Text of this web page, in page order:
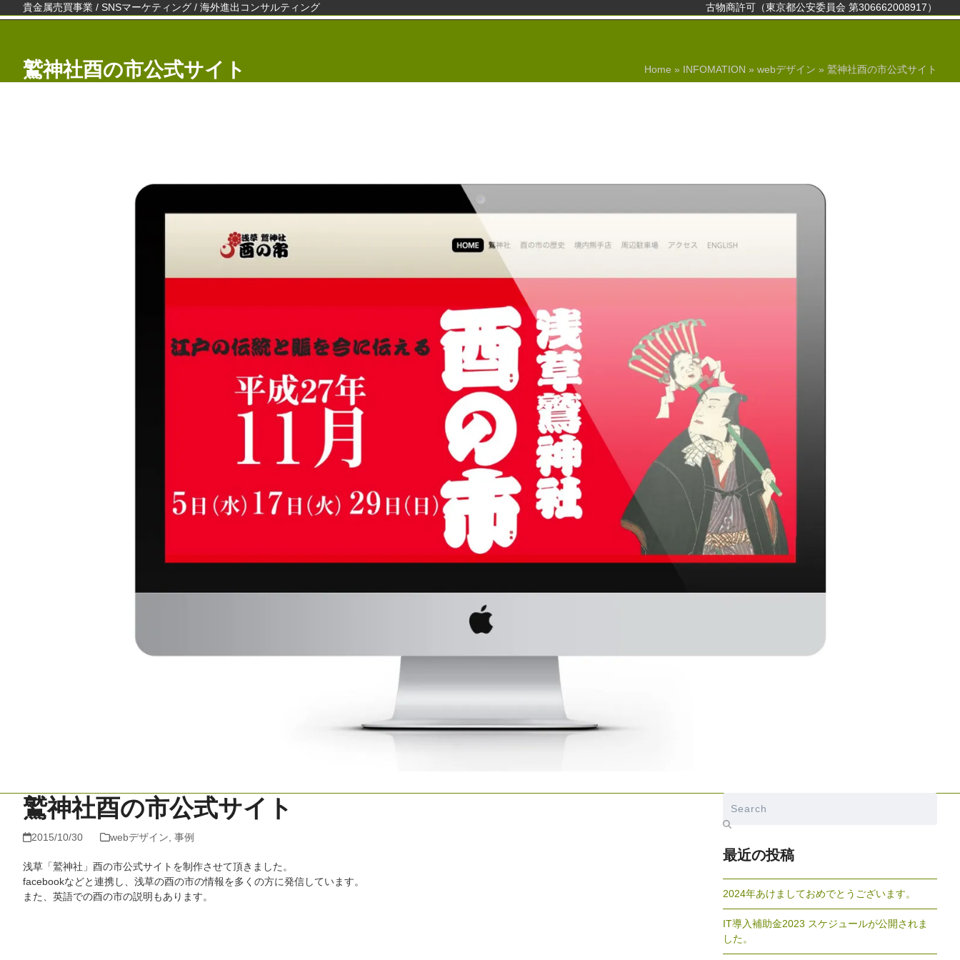
to
貴金属売買事業 / SNSマーケティング / 海外進出コンサルティング 古物商許可（東京都公安委員会 第306662008917）
鷲神社酉の市公式サイト Home » INFOMATION » webデザイン » 鷲神社酉の市公式サイト
鷲神社酉の市公式サイト
2015/10/30 webデザイン ,事例
浅草「鷲神社」酉の市公式サイトを制作させて頂きました。
facebookなどと連携し、浅草の酉の市の情報を多くの方に発信しています。
また、英語での酉の市の説明もあります。
最近の投稿
2024年あけましておめでとうございます。
IT導入補助金2023 スケジュールが公開されま
した。